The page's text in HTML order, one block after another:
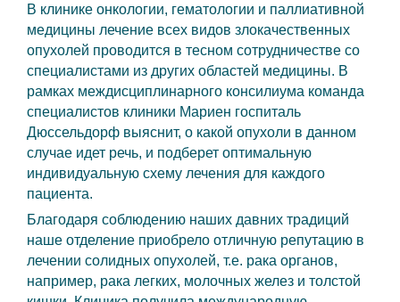
В клинике онкологии, гематологии и паллиативной
медицины лечение всех видов злокачественных
опухолей проводится в тесном сотрудничестве со
специалистами из других областей медицины. В
рамках междисциплинарного консилиума команда
специалистов клиники Мариен госпиталь
Дюссельдорф выяснит, о какой опухоли в данном
случае идет речь, и подберет оптимальную
индивидуальную схему лечения для каждого
пациента.
Благодаря соблюдению наших давних традиций
наше отделение приобрело отличную репутацию в
лечении солидных опухолей, т.е. рака органов,
например, рака легких, молочных желез и толстой